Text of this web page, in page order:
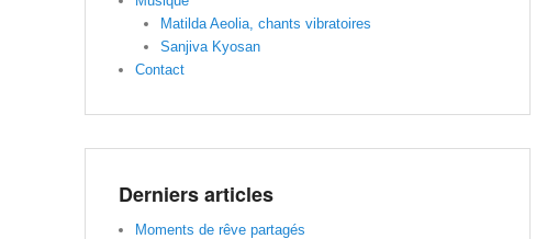
Matilda Aeolia, chants vibratoires
Sanjiva Kyosan
Contact
Derniers articles
Moments de rêve partagés